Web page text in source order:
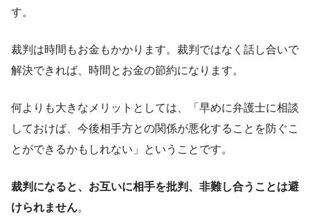
す。
裁判は時間もお金もかかります。裁判ではなく話し合いで
解決できれば、時間とお金の節約になります。
何よりも大きなメリットとしては、「早めに弁護士に相談
しておけば、今後相手方との関係が悪化することを防ぐこ
とができるかもしれない」ということです。
裁判になると、お互いに相手を批判、非難し合うことは避
けられません。